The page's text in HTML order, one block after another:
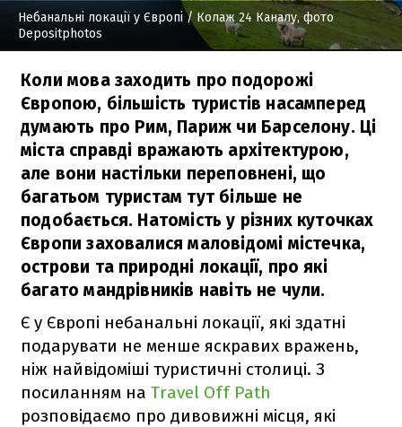
Небанальні локації у Європі/ Колаж 24 Каналу, фото
Depositphotos
Коли мова заходить про подорожі
Європою, більшість туристів насамперед
думають про Рим, Париж чи Барселону. Ці
міста справді вражають архітектурою,
але вони настільки переповнені, що
багатьом туристам тут більше не
подобається. Натомість у різних куточках
Європи заховалися маловідомі містечка,
острови та природні локації, про які
багато мандрівників навіть не чули.
Є у Європі небанальні локації, які здатні
подарувати не менше яскравих вражень,
ніж найвідоміші туристичні столиці. З
посиланням на Travel Off Path
розповідаємо про дивовижні місця, які